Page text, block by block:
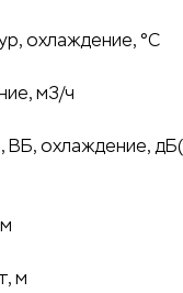
охлаждение, °C
м3/ч
ВБ, охлаждение,
м